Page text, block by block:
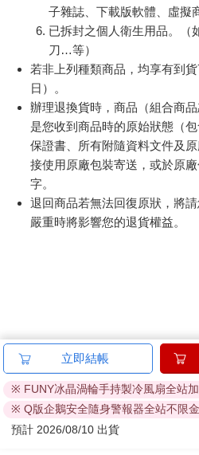
子雜誌、下載版軟體、虛擬
已拆封之個人衛生用品。（
刀…等）
若非上列種類商品，均享有到
日）。
辦理退換貨時，商品（組合商
是您收到商品時的原始狀態（
保證書、所有附隨資料文件及
接使用原廠包裝寄送，或於原
字。
退回商品若無法回復原狀，將
嚴重時將影響您的退貨權益。
立即結帳
※ FUNY冰晶渦輪手持製冷風扇全站
※ Q版企鵝安全隨身警報器全站不限
預計 2026/08/10 出貨